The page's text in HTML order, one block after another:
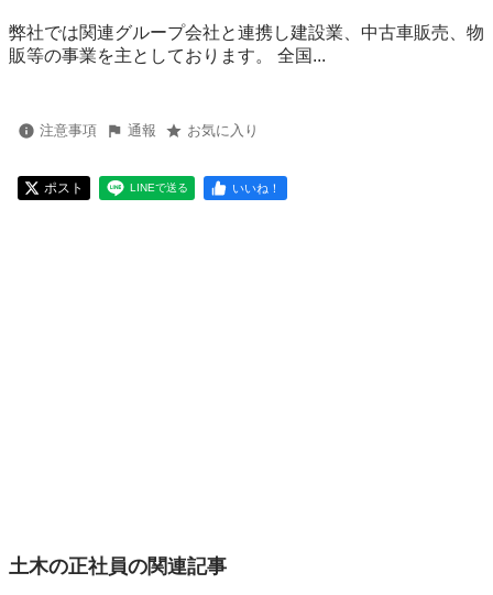
弊社では関連グループ会社と連携し建設業、中古車販売、物
販等の事業を主としております。 全国...
注意事項 通報 お気に入り
ポスト LINEで送る いいね！
土木の正社員の関連記事